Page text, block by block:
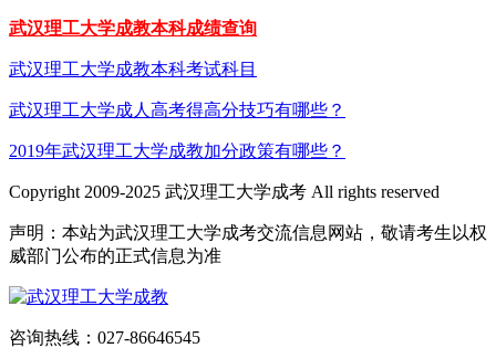
武汉理工大学成教本科成绩查询
武汉理工大学成教本科考试科目
武汉理工大学成人高考得高分技巧有哪些？
2019年武汉理工大学成教加分政策有哪些？
Copyright 2009-2025 武汉理工大学成考 All rights reserved
声明：本站为武汉理工大学成考交流信息网站，敬请考生以权
威部门公布的正式信息为准
咨询热线：027-86646545